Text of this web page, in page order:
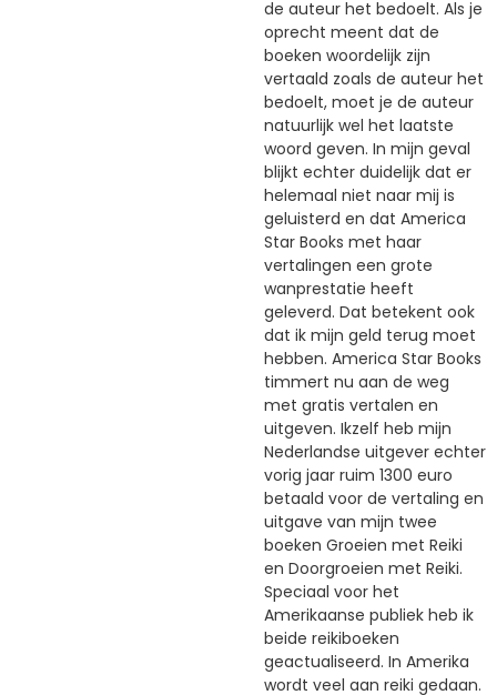
de auteur het bedoelt. Als je
oprecht meent dat de
boeken woordelijk zijn
vertaald zoals de auteur het
bedoelt, moet je de auteur
natuurlijk wel het laatste
woord geven. In mijn geval
blijkt echter duidelijk dat er
helemaal niet naar mij is
geluisterd en dat America
Star Books met haar
vertalingen een grote
wanprestatie heeft
geleverd. Dat betekent ook
dat ik mijn geld terug moet
hebben. America Star Books
timmert nu aan de weg
met gratis vertalen en
uitgeven. Ikzelf heb mijn
Nederlandse uitgever echter
vorig jaar ruim 1300 euro
betaald voor de vertaling en
uitgave van mijn twee
boeken Groeien met Reiki
en Doorgroeien met Reiki.
Speciaal voor het
Amerikaanse publiek heb ik
beide reikiboeken
geactualiseerd. In Amerika
wordt veel aan reiki gedaan.